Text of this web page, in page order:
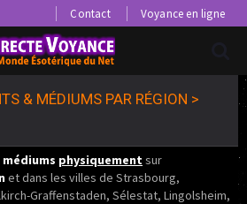
Contact Voyance en ligne
& MÉDIUMS PAR RÉGION >
physiquementsur
et dans les villes de Strasbourg,
Graffenstaden, Sélestat, Lingolsheim,